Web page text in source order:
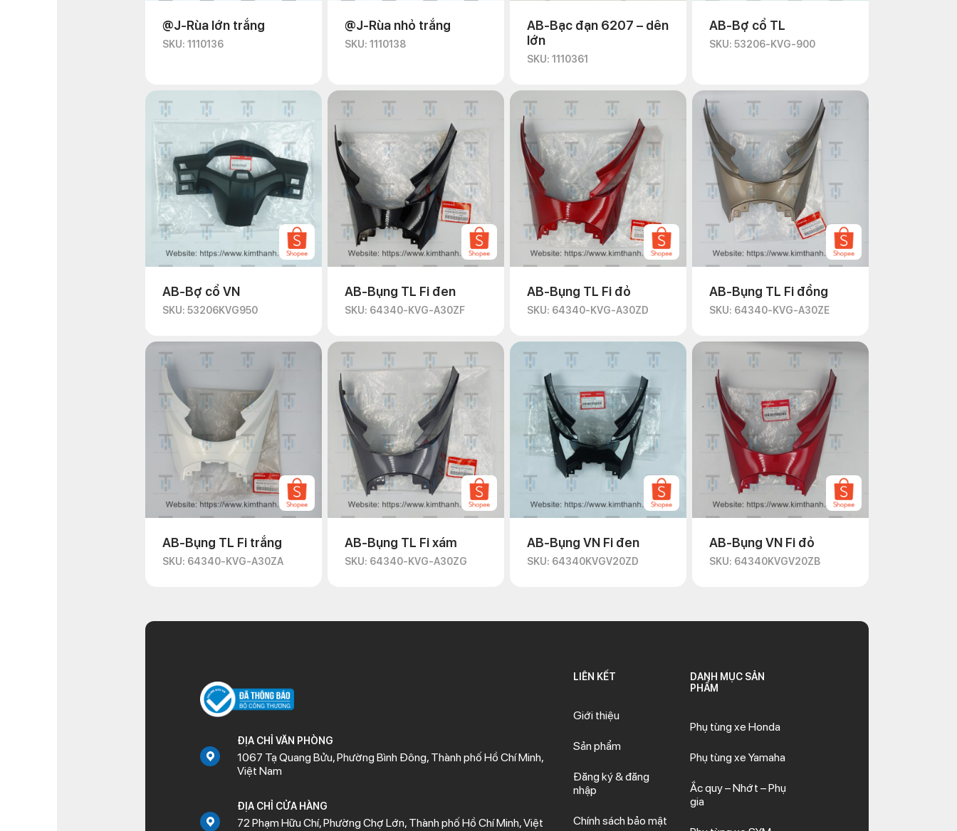
@J-Rùa lớn trắng
SKU: 1110136
@J-Rùa nhỏ trắng
SKU: 1110138
AB-Bạc đạn 6207 – dên
lớn
SKU: 1110361
AB-Bợ cổ TL
SKU: 53206-KVG-900
AB-Bợ cổ VN
SKU: 53206KVG950
AB-Bụng TL Fi đen
SKU: 64340-KVG-A30ZF
AB-Bụng TL Fi đỏ
SKU: 64340-KVG-A30ZD
AB-Bụng TL Fi đồng
SKU: 64340-KVG-A30ZE
AB-Bụng TL Fi trắng
SKU: 64340-KVG-A30ZA
AB-Bụng TL Fi xám
SKU: 64340-KVG-A30ZG
AB-Bụng VN Fi đen
SKU: 64340KVGV20ZD
AB-Bụng VN Fi đỏ
SKU: 64340KVGV20ZB
ĐỊA CHỈ VĂN PHÒNG
1067 Tạ Quang Bửu, Phường Bình Đông, Thành phố Hồ Chí Minh,
Việt Nam
ĐỊA CHỈ CỬA HÀNG
72 Phạm Hữu Chí, Phường Chợ Lớn, Thành phố Hồ Chí Minh, Việt
LIÊN KẾT
Giới thiệu
Sản phẩm
Đăng ký & đăng
nhập
Chính sách bảo mật
DANH MỤC SẢN
PHẨM
Phụ tùng xe Honda
Phụ tùng xe Yamaha
Ắc quy – Nhớt – Phụ
gia